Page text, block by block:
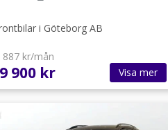
i Göteborg AB
887 kr/mån
900 kr Visa mer